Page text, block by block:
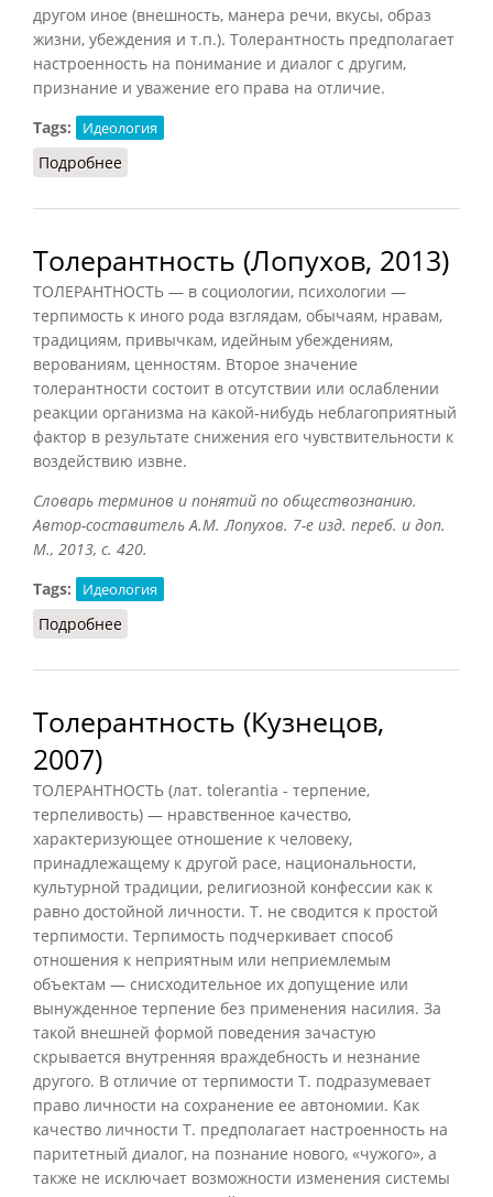
другом иное (внешность, манера речи, вкусы, образ
жизни, убеждения и т.п.). Толерантность предполагает
настроенность на понимание и диалог с другим,
признание и уважение его права на отличие.
Tags:
Идеология
Подробнее
Толерантность (Лопухов, 2013)
ТОЛЕРАНТНОСТЬ — в социологии, психологии —
терпимость к иного рода взглядам, обычаям, нравам,
традициям, привычкам, идейным убеждениям,
верованиям, ценностям. Второе значение
толерантности состоит в отсутствии или ослаблении
реакции организма на какой-нибудь неблагоприятный
фактор в результате снижения его чувствительности к
воздействию извне.
Словарь терминов и понятий по обществознанию.
Автор-составитель А.М. Лопухов. 7-е изд. переб. и доп.
М., 2013, с. 420.
Tags:
Идеология
Подробнее
Толерантность (Кузнецов,
2007)
ТОЛЕРАНТНОСТЬ (лат. tolerantia - терпение,
терпеливость) — нравственное качество,
характеризующее отношение к человеку,
принадлежащему к другой расе, национальности,
культурной традиции, религиозной конфессии как к
равно достойной личности. Т. не сводится к простой
терпимости. Терпимость подчеркивает способ
отношения к неприятным или неприемлемым
объектам — снисходительное их допущение или
вынужденное терпение без применения насилия. За
такой внешней формой поведения зачастую
скрывается внутренняя враждебность и незнание
другого. В отличие от терпимости Т. подразумевает
право личности на сохранение ее автономии. Как
качество личности Т. предполагает настроенность на
паритетный диалог, на познание нового, «чужого», а
также не исключает возможности изменения системы